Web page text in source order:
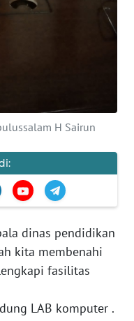
H Sairun
dinas pendidikan
kita membenahi
fasilitas
LAB komputer .